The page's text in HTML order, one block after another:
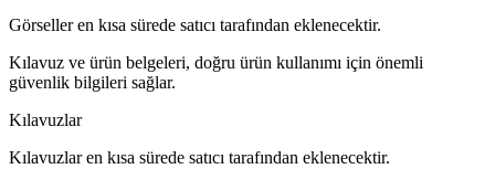
Görseller en kısa sürede satıcı tarafından eklenecektir.
Kılavuz ve ürün belgeleri, doğru ürün kullanımı için önemli
güvenlik bilgileri sağlar.
Kılavuzlar
Kılavuzlar en kısa sürede satıcı tarafından eklenecektir.